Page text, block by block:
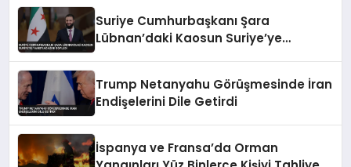
Suriye Cumhurbaşkanı Şara
Lübnan’daki Kaosun Suriye’ye
Trump Netanyahu Görüşmesinde İran
Endişelerini Dile Getirdi
İspanya ve Fransa’da Orman